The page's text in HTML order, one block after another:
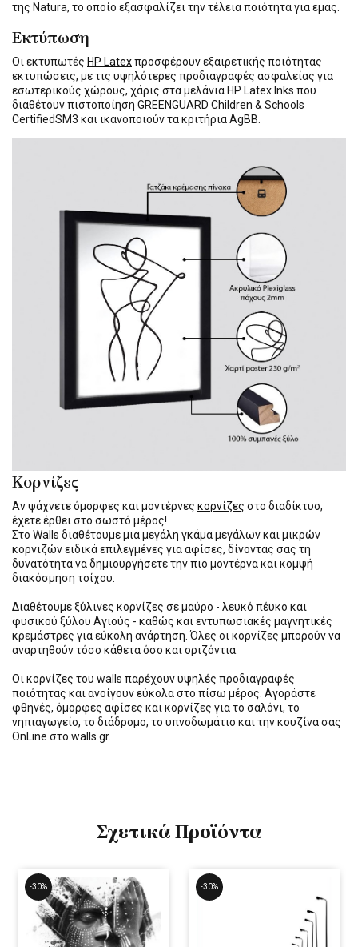
της Natura, το οποίο εξασφαλίζει την τέλεια ποιότητα για εμάς.
Εκτύπωση
Οι εκτυπωτές HP Latexπροσφέρουν εξαιρετικής ποιότητας
εκτυπώσεις, με τις υψηλότερες προδιαγραφές ασφαλείας για
εσωτερικούς χώρους, χάρις στα μελάνια HP Latex Inks που
διαθέτουν πιστοποίηση GREENGUARD Children & Schools
CertifiedSM3 και ικανοποιούν τα κριτήρια AgBB.
Κορνίζες
Αν ψάχνετε όμορφες και μοντέρνες κορνίζες στο διαδίκτυο,
έχετε έρθει στο σωστό μέρος!
Στο Walls διαθέτουμε μια μεγάλη γκάμα μεγάλων και μικρών
κορνιζών ειδικά επιλεγμένες για αφίσες, δίνοντάς σας τη
δυνατότητα να δημιουργήσετε την πιο μοντέρνα και κομψή
διακόσμηση τοίχου.
Διαθέτουμε ξύλινες κορνίζες σε μαύρο - λευκό πέυκο και
φυσικού ξύλου Αγιούς - καθώς και εντυπωσιακές μαγνητικές
κρεμάστρες για εύκολη ανάρτηση. Όλες οι κορνίζες μπορούν να
αναρτηθούν τόσο κάθετα όσο και οριζόντια.
Οι κορνίζες του walls παρέχουν υψηλές προδιαγραφές
ποιότητας και ανοίγουν εύκολα στο πίσω μέρος. Αγοράστε
φθηνές, όμορφες αφίσες και κορνίζες για το σαλόνι, το
νηπιαγωγείο, το διάδρομο, το υπνοδωμάτιο και την κουζίνα σας
OnLine στο walls.gr.
Σχετικά Προϊόντα
-30% -30%